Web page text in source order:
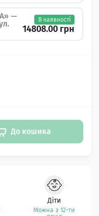
—
В наявності
14808.00 грн
До кошика
Діти
Можна з 12-ти